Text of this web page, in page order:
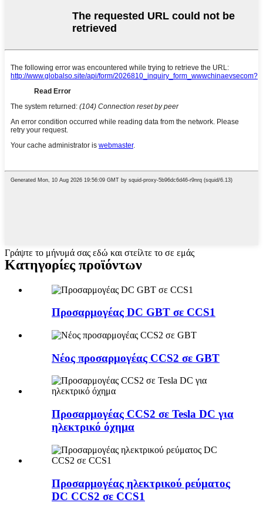
Γράψτε το μήνυμά σας εδώ και στείλτε το σε εμάς
Κατηγορίες προϊόντων
Προσαρμογέας DC GBT σε CCS1
Νέος προσαρμογέας CCS2 σε GBT
Προσαρμογέας CCS2 σε Tesla DC για
ηλεκτρικό όχημα
Προσαρμογέας ηλεκτρικού ρεύματος
DC CCS2 σε CCS1